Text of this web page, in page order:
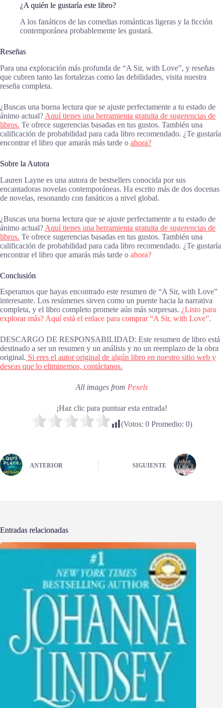
¿A quién le gustaría este libro?
A los fanáticos de las comedias románticas ligeras y la ficción
contemporánea probablemente les gustará.
Reseñas
Para una exploración más profunda de “A Sir, with Love”, y reseñas
que cubren tanto las fortalezas como las debilidades, visita nuestra
reseña completa.
¿Buscas una buena lectura que se ajuste perfectamente a tu estado de
ánimo actual? Aquí tienes una herramienta gratuita de sugerencias de
libros. Te ofrece sugerencias basadas en tus gustos. También una
calificación de probabilidad para cada libro recomendado. ¿Te gustaría
encontrar el libro que amarás más tarde o ahora?
Sobre la Autora
Lauren Layne es una autora de bestsellers conocida por sus
encantadoras novelas contemporáneas. Ha escrito más de dos docenas
de novelas, resonando con fanáticos a nivel global.
¿Buscas una buena lectura que se ajuste perfectamente a tu estado de
ánimo actual? Aquí tienes una herramienta gratuita de sugerencias de
libros. Te ofrece sugerencias basadas en tus gustos. También una
calificación de probabilidad para cada libro recomendado. ¿Te gustaría
encontrar el libro que amarás más tarde o ahora?
Conclusión
Esperamos que hayas encontrado este resumen de “A Sir, with Love”
interesante. Los resúmenes sirven como un puente hacia la narrativa
completa, y el libro completo promete aún más sorpresas. ¿Listo para
explorar más? Aquí está el enlace para comprar “A Sir, with Love”.
DESCARGO DE RESPONSABILIDAD: Este resumen de libro está
destinado a ser un resumen y un análisis y no un reemplazo de la obra
original. Si eres el autor original de algún libro en nuestro sitio web y
deseas que lo eliminemos, contáctanos.
All images from Pexels
¡Haz clic para puntuar esta entrada!
(Votos: 0Promedio: 0)
ANTERIOR SIGUIENTE
Entradas relacionadas